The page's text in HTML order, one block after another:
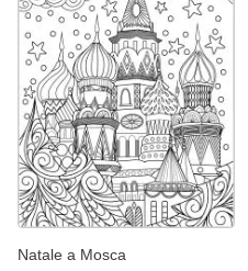
Natale a Mosca